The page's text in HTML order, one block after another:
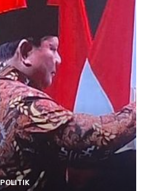
POLITIK